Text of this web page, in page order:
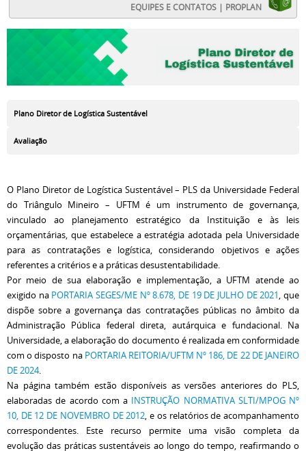
EQUIPES E CONTATOS | PROPLAN
Plano Diretor de Logística Sustentável
Avaliação
O Plano Diretor de Logística Sustentável – PLS da Universidade Federal
do Triângulo Mineiro – UFTM é um instrumento de governança,
vinculado ao planejamento estratégico da Instituição e às leis
orçamentárias, que estabelece a estratégia adotada pela Universidade
para as contratações e logística, considerando objetivos e ações
referentes a critérios e a práticas desustentabilidade.
Por meio de sua elaboração e implementação, a UFTM atende ao
exigido na PORTARIA SEGES/ME Nº 8.678, DE 19 DE JULHO DE 2021, que
dispõe sobre a governança das contratações públicas no âmbito da
Administração Pública federal direta, autárquica e fundacional. Na
Universidade, a elaboração do documento é realizada em conformidade
com o disposto na PORTARIA REITORIA/UFTM Nº 186, DE 22 DE JANEIRO
DE 2024.
Na página também estão disponíveis as versões anteriores do PLS,
elaboradas de acordo com a INSTRUÇÃO NORMATIVA SLTI/MPOG Nº
10, DE 12 DE NOVEMBRO DE 2012, e os relatórios de acompanhamento
correspondentes. Este recurso permite uma visão completa da
evolução das práticas sustentáveis ao longo do tempo, reafirmando o